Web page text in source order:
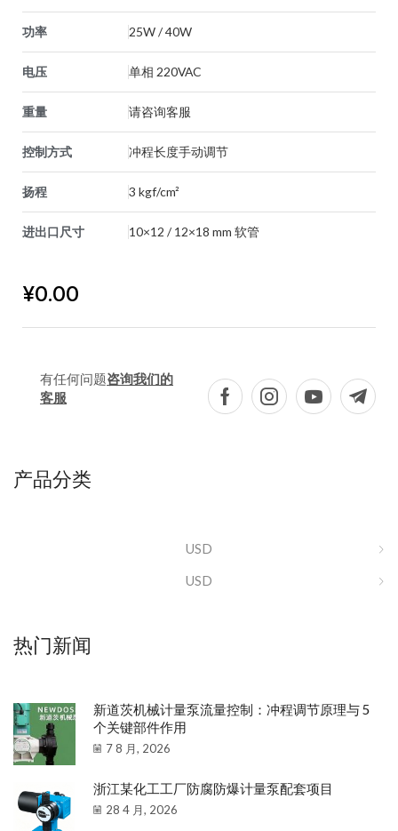
功率 25W / 40W
电压 单相 220VAC
重量 请咨询客服
控制方式 冲程长度手动调节
扬程 3 kgf/cm²
进出口尺寸 10×12 / 12×18 mm 软管
¥0.00
有任何问题咨询我们的
客服
产品分类
USD
USD
热门新闻
新道茨机械计量泵流量控制：冲程调节原理与 5
个关键部件作用
7 8 月, 2026
浙江某化工工厂防腐防爆计量泵配套项目
28 4 月, 2026